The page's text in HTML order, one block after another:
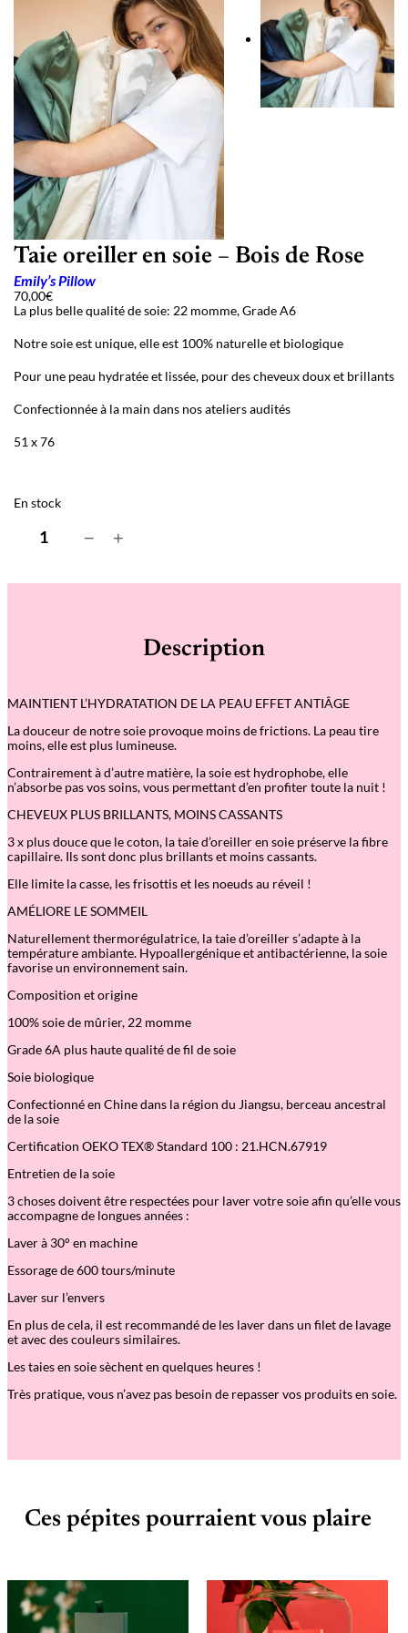
Taie oreiller en soie – Bois de Rose
Emily’s Pillow
70,00€
La plus belle qualité de soie: 22 momme, Grade A6
Notre soie est unique, elle est 100% naturelle et biologique
Pour une peau hydratée et lissée, pour des cheveux doux et brillants
Confectionnée à la main dans nos ateliers audités
51 x 76
En stock
i
o
r
i
l
l
e
r
e
n
s
i
–
B
o
s
e
o
s
e
− +
Description
MAINTIENT L’HYDRATATION DE LA PEAU EFFET ANTIÂGE
La douceur de notre soie provoque moins de frictions. La peau tire
moins, elle est plus lumineuse.
Contrairement à d’autre matière, la soie est hydrophobe, elle
n’absorbe pas vos soins, vous permettant d’en profiter toute la nuit !
CHEVEUX PLUS BRILLANTS, MOINS CASSANTS
3 x plus douce que le coton, la taie d’oreiller en soie préserve la fibre
capillaire. Ils sont donc plus brillants et moins cassants.
Elle limite la casse, les frisottis et les noeuds au réveil !
AMÉLIORE LE SOMMEIL
Naturellement thermorégulatrice, la taie d’oreiller s’adapte à la
température ambiante. Hypoallergénique et antibactérienne, la soie
favorise un environnement sain.
Composition et origine
100% soie de mûrier, 22 momme
Grade 6A plus haute qualité de fil de soie
Soie biologique
Confectionné en Chine dans la région du Jiangsu, berceau ancestral
de la soie
Certification OEKO TEX® Standard 100 : 21.HCN.67919
Entretien de la soie
3 choses doivent être respectées pour laver votre soie afin qu’elle vous
accompagne de longues années :
Laver à 30° en machine
Essorage de 600 tours/minute
Laver sur l’envers
En plus de cela, il est recommandé de les laver dans un filet de lavage
et avec des couleurs similaires.
Les taies en soie sèchent en quelques heures !
Très pratique, vous n’avez pas besoin de repasser vos produits en soie.
Ces pépites pourraient vous plaire